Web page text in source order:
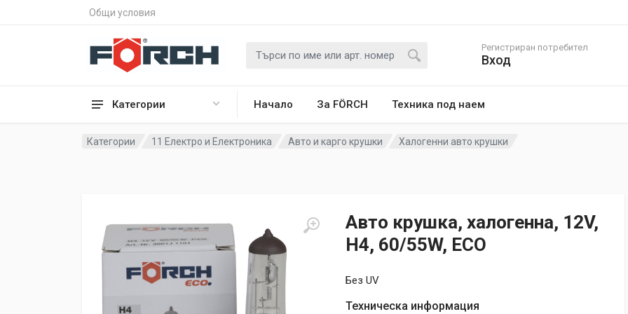
Общи условия
Категории Начало За FÖRCH Техника под наем
Регистриран потребител
Вход
Категории 11 Електро и Електроника Авто и карго крушки Халогенни авто крушки
Авто крушка, халогенна, 12V,
H4, 60/55W, ECO
Без UV
Техническа информация